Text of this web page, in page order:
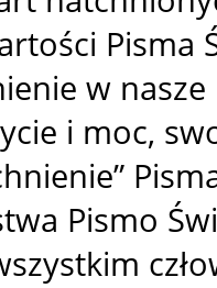
Pisma
w
i moc,
Pismo